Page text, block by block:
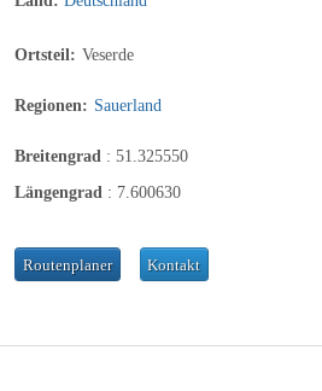
Ortsteil: Veserde
Regionen: Sauerland
Breitengrad : 51.325550
Längengrad : 7.600630
Routenplaner Kontakt